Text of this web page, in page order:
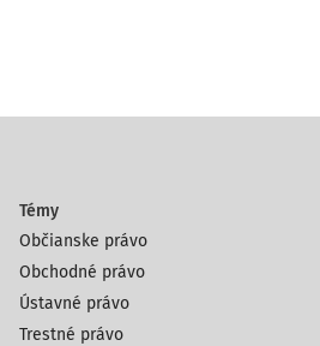
Témy
Občianske právo
Obchodné právo
Ústavné právo
Trestné právo